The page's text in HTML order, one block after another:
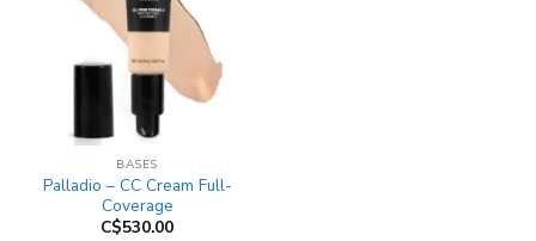
BASES
Palladio – CC Cream Full-
Coverage
C$530.00